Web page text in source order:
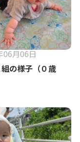
06月06日
の様子（０歳